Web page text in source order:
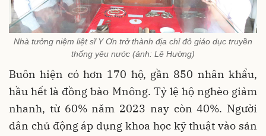
Nhà tưởng niệm liệt sĩ Y Ơn trở thành địa chỉ đỏ giáo dục truyền
thống yêu nước (ảnh: Lê Hường)
Buôn hiện có hơn 170 hộ, gần 850 nhân khẩu,
hầu hết là đồng bào Mnông. Tỷ lệ hộ nghèo giảm
nhanh, từ 60% năm 2023 nay còn 40%. Người
dân chủ động áp dụng khoa học kỹ thuật vào sản